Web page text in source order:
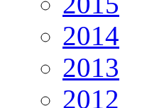
2014
2013
2012